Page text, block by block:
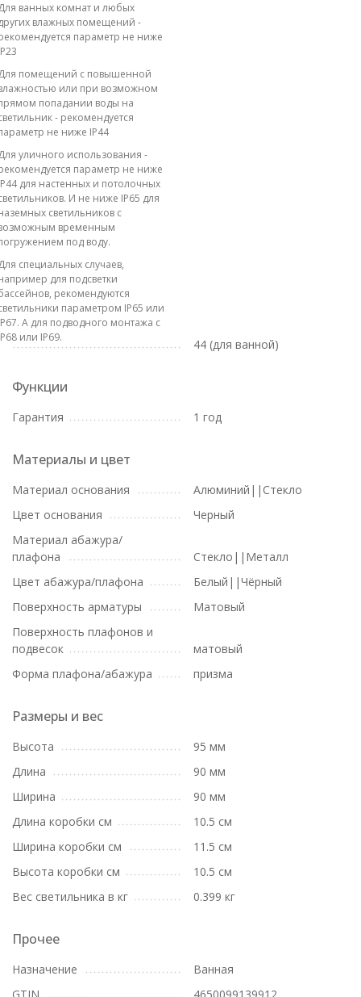
ванных комнат и любых
влажных помещений -
параметр не ниже
помещений с повышенной
или при возможном
попадании воды на
- рекомендуется
не ниже IP44
уличного использования -
параметр не ниже
для настенных и потолочных
И не ниже IP65 для
светильников с
временным
под воду.
специальных случаев,
для подсветки
рекомендуются
параметром IP65 или
А для подводного монтажа с
или IP69.
44 (для ванной)
Функции
Гарантия 1 год
Материалы и цвет
Материал основания
Алюминий||Стекло
Цвет основания
Черный
Материал абажура/
плафона
Стекло||Металл
Цвет абажура/плафона
Белый||Чёрный
Поверхность арматуры
Матовый
Поверхность плафонов и
подвесок
матовый
Форма плафона/абажура
призма
Размеры и вес
Высота
95 мм
Длина
90 мм
Ширина
90 мм
Длина коробки см
10.5 см
Ширина коробки см
11.5 см
Высота коробки см
10.5 см
Вес светильника в кг
0.399 кг
Прочее
Назначение
Ванная